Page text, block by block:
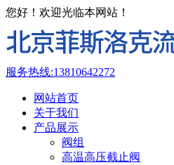
您好！欢迎光临本网站！
服务热线:13810642272
网站首页
关于我们
产品展示
阀组
高温高压截止阀